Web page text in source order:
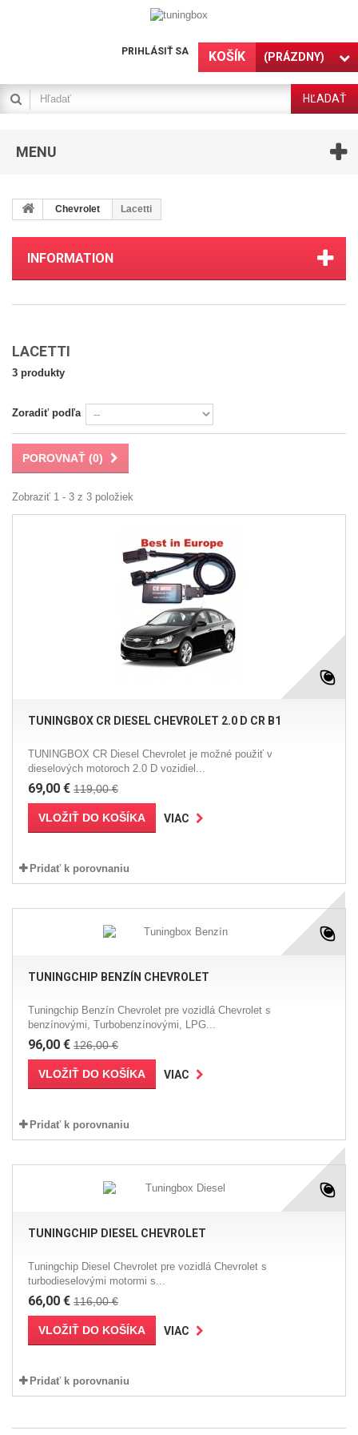
KOŠÍK (PRÁZDNY)
PRIHLÁSIŤ SA
HĽADAŤ
MENU
Chevrolet Lacetti
INFORMATION
LACETTI
3 produkty
Zoradiť podľa
POROVNAŤ (0)
Zobraziť 1 - 3 z 3 položiek
TUNINGBOX CR DIESEL CHEVROLET 2.0 D CR B1
TUNINGBOX CR Diesel Chevrolet je možné použiť v
dieselových motoroch 2.0 D vozidiel...
69,00 € 119,00 €
VLOŽIŤ DO KOŠÍKA VIAC
Pridať k porovnaniu
TUNINGCHIP BENZÍN CHEVROLET
Tuningchip Benzín Chevrolet pre vozidlá Chevrolet s
benzínovými, Turbobenzínovými, LPG...
96,00 € 126,00 €
VLOŽIŤ DO KOŠÍKA VIAC
Pridať k porovnaniu
TUNINGCHIP DIESEL CHEVROLET
Tuningchip Diesel Chevrolet pre vozidlá Chevrolet s
turbodieselovými motormi s...
66,00 € 116,00 €
VLOŽIŤ DO KOŠÍKA VIAC
Pridať k porovnaniu